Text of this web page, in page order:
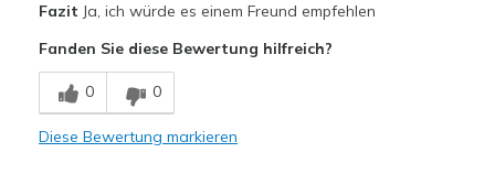
Breathe Well
Comfortable
Fazit Ja, ich würde es einem Freund empfehlen
Fanden Sie diese Bewertung hilfreich?
0 0
Diese Bewertung markieren